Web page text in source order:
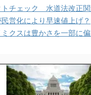
トチェック 水道法改
営化により早速値上げ？
クスは豊かさを一部に